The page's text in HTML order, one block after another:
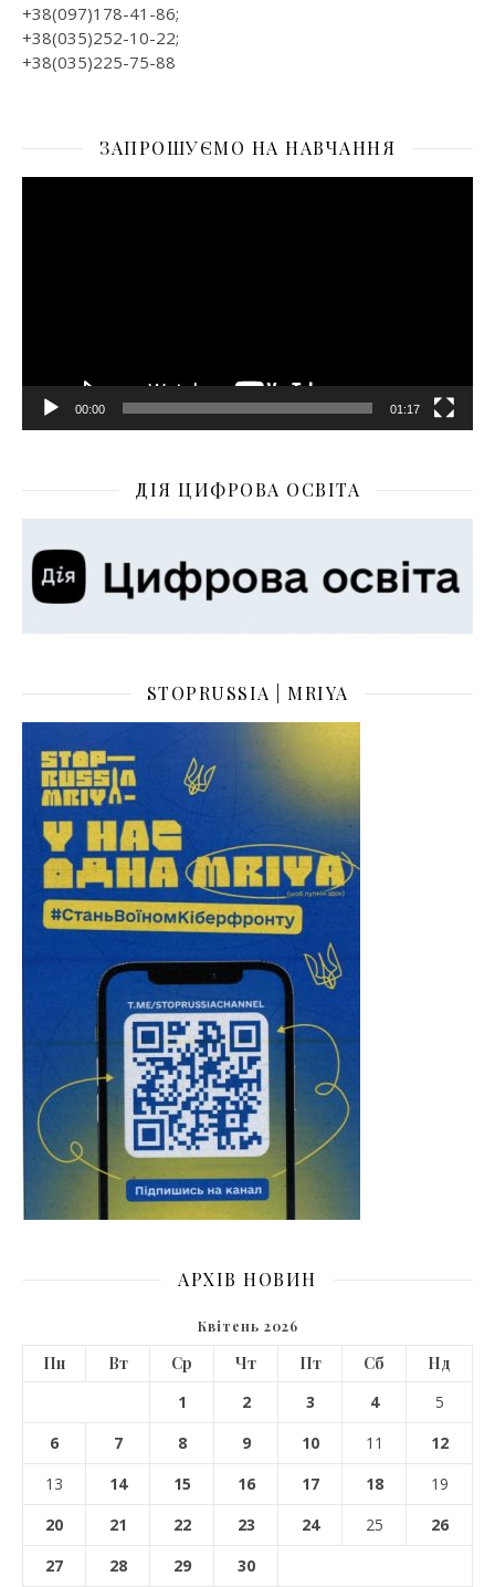
+38(097)178-41-86;
+38(035)252-10-22;
+38(035)225-75-88
ЗАПРОШУЄМО НА НАВЧАННЯ
Відеопрогравач
00:00 01:17
ДІЯ ЦИФРОВА ОСВІТА
STOPRUSSIA | MRIYA
АРХІВ НОВИН
Квітень 2026
Пн Вт Ср Чт Пт Сб
Нд
1
2 3 4
5
6
7 8 9 10 11
12
13
14 15 16 17 18
19
20
21 22 23 24 25
26
27
28 29 30